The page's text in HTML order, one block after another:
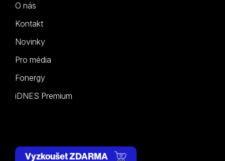
O nás
Kontakt
Novinky
Pro média
Fonergy
iDNES Premium
Vyzkoušet ZDARMA